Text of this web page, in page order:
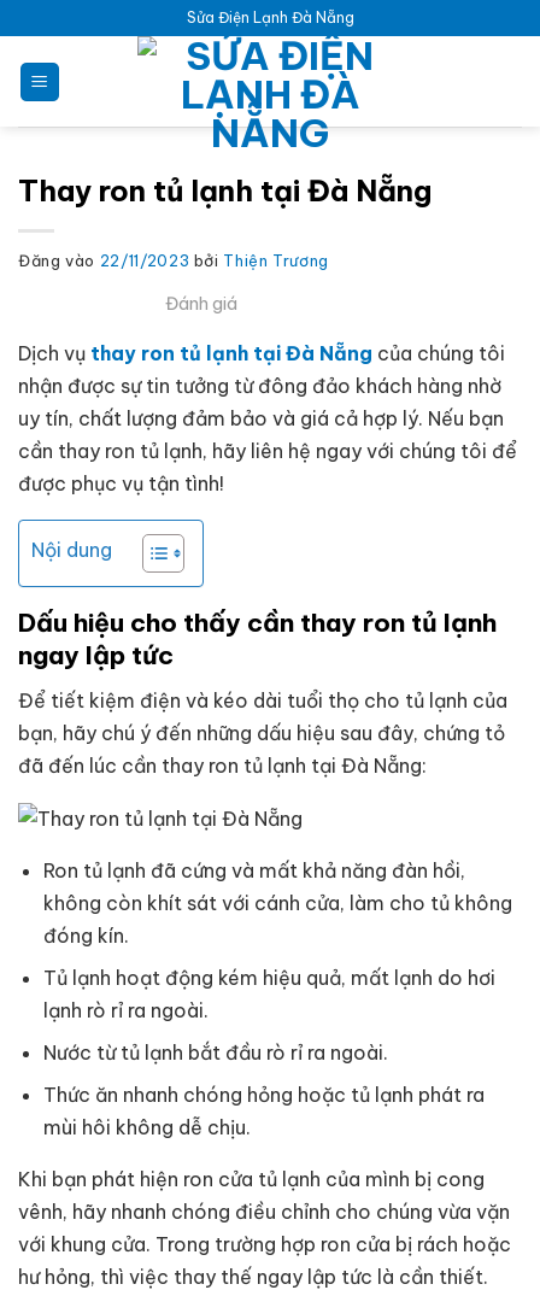
Sửa Điện Lạnh Đà Nẵng
Thay ron tủ lạnh tại Đà Nẵng
Đăng vào 22/11/2023 bởi Thiện Trương
Đánh giá
Dịch vụ thay ron tủ lạnh tại Đà Nẵng của chúng tôi
nhận được sự tin tưởng từ đông đảo khách hàng nhờ
uy tín, chất lượng đảm bảo và giá cả hợp lý. Nếu bạn
cần thay ron tủ lạnh, hãy liên hệ ngay với chúng tôi để
được phục vụ tận tình!
Nội dung
Dấu hiệu cho thấy cần thay ron tủ lạnh
ngay lập tức
Để tiết kiệm điện và kéo dài tuổi thọ cho tủ lạnh của
bạn, hãy chú ý đến những dấu hiệu sau đây, chứng tỏ
đã đến lúc cần thay ron tủ lạnh tại Đà Nẵng:
Ron tủ lạnh đã cứng và mất khả năng đàn hồi,
không còn khít sát với cánh cửa, làm cho tủ không
đóng kín.
Tủ lạnh hoạt động kém hiệu quả, mất lạnh do hơi
lạnh rò rỉ ra ngoài.
Nước từ tủ lạnh bắt đầu rò rỉ ra ngoài.
Thức ăn nhanh chóng hỏng hoặc tủ lạnh phát ra
mùi hôi không dễ chịu.
Khi bạn phát hiện ron cửa tủ lạnh của mình bị cong
vênh, hãy nhanh chóng điều chỉnh cho chúng vừa vặn
với khung cửa. Trong trường hợp ron cửa bị rách hoặc
hư hỏng, thì việc thay thế ngay lập tức là cần thiết.